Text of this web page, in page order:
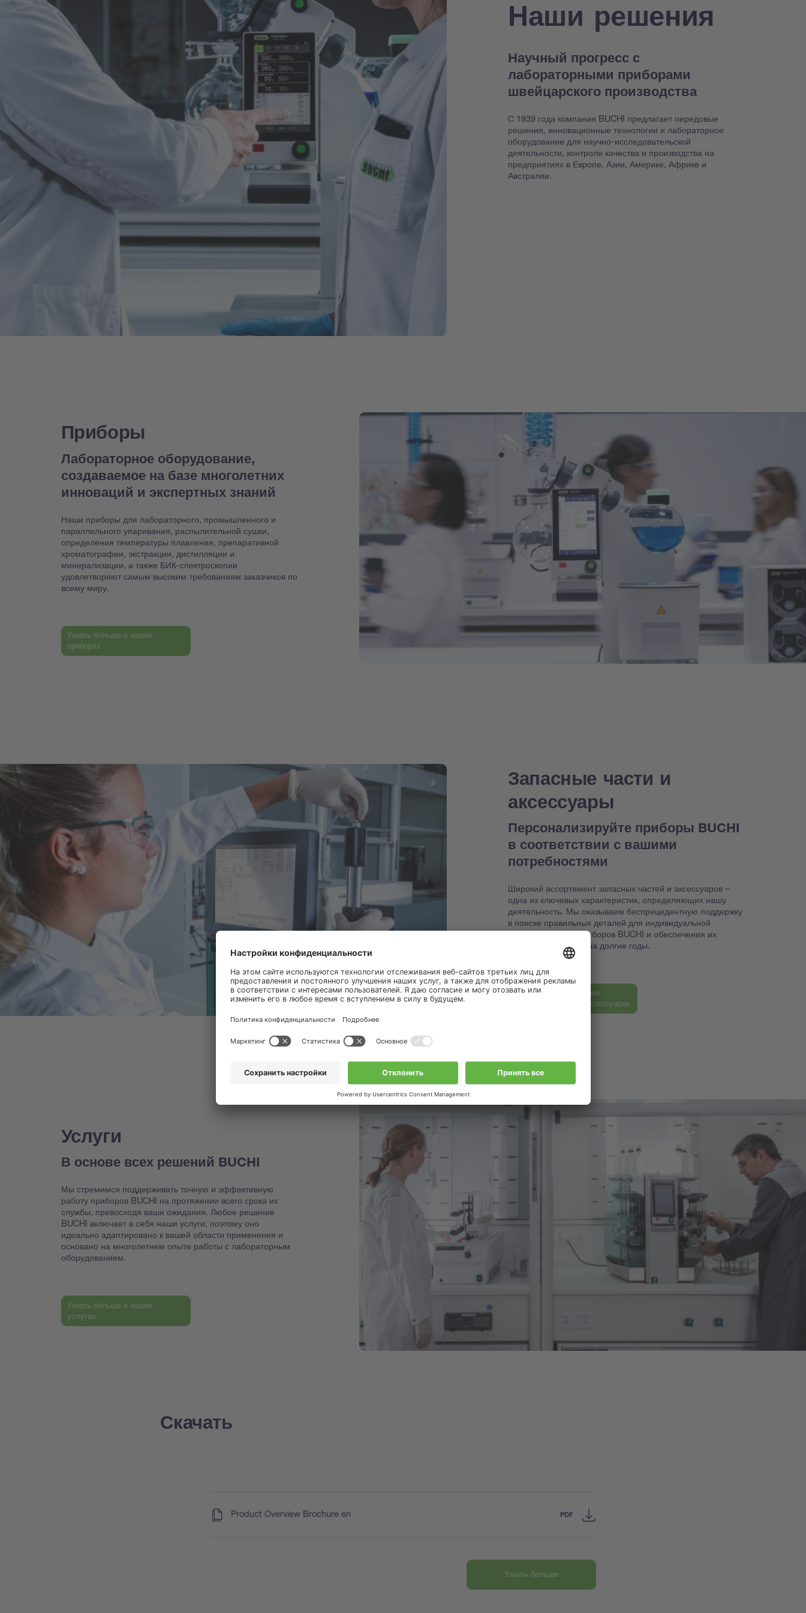
Наши решения
Научный прогресс с
лабораторными приборами
швейцарского производства
С 1939 года компания BUCHI предлагает передовые
решения, инновационные технологии и лабораторное
оборудование для научно-исследовательской
деятельности, контроля качества и производства на
предприятиях в Европе, Азии, Америке, Африке и
Австралии.
Приборы
Лабораторное оборудование,
создаваемое на базе многолетних
инноваций и экспертных знаний
Наши приборы для лабораторного, промышленного и
параллельного упаривания, распылительной сушки,
определения температуры плавления, препаративной
хроматографии, экстракции, дистилляции и
минерализации, а также БИК-спектроскопии
удовлетворяют самым высоким требованиям заказчиков по
всему миру.
Узнать больше о наших
приборах
Запасные части и
аксессуары
Персонализируйте приборы BUCHI
в соответствии с вашими
потребностями
Широкий ассортимент запасных частей и аксессуаров –
одна из ключевых характеристик, определяющих нашу
деятельность. Мы оказываем беспрецедентную поддержку
в поиске правильных деталей для индивидуальной
настройки ваших приборов BUCHI и обеспечения их
работоспособности на долгие годы.
Узнать больше о наших
запасных частях и аксессуарах
Услуги
В основе всех решений BUCHI
Мы стремимся поддерживать точную и эффективную
работу приборов BUCHI на протяжении всего срока их
службы, превосходя ваши ожидания. Любое решение
BUCHI включает в себя наши услуги, поэтому оно
идеально адаптировано к вашей области применения и
основано на многолетнем опыте работы с лабораторным
оборудованием.
Узнать больше о наших
услугах
Скачать
Product Overview Brochure en PDF
Узнать больше